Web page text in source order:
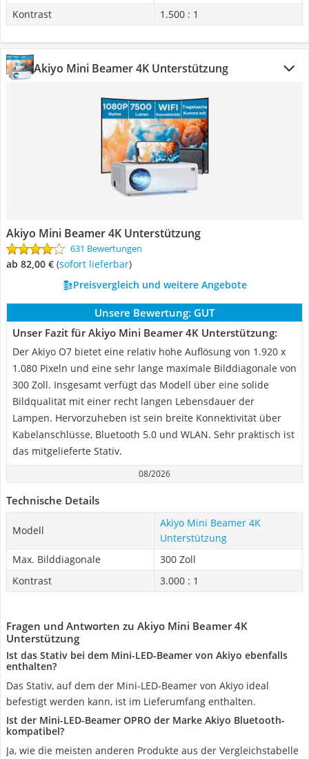
Kontrast
1.500 : 1
Akiyo Mini Beamer 4K Unterstützung
Akiyo Mini Beamer 4K Unterstützung
631 Bewertungen
ab 82,00 € ( Sofort lieferbar)
Preisvergleich und weitere Angebote
Unsere Bewertung: GUT
Unser Fazit für Akiyo Mini Beamer 4K Unterstützung:
Der Akiyo O7 bietet eine relativ hohe Auflösung von 1.920 x
1.080 Pixeln und eine sehr lange maximale Bilddiagonale von
300 Zoll. Insgesamt verfügt das Modell über eine solide
Bildqualität mit einer recht langen Lebensdauer der
Lampen. Hervorzuheben ist sein breite Konnektivität über
Kabelanschlüsse, Bluetooth 5.0 und WLAN. Sehr praktisch ist
das mitgelieferte Stativ.
08/2026
Technische Details
Modell
Akiyo Mini Beamer 4K
Unterstützung
Max. Bilddiagonale
300 Zoll
Kontrast
3.000 : 1
Fragen und Antworten zu Akiyo Mini Beamer 4K
Unterstützung
Ist das Stativ bei dem Mini-LED-Beamer von Akiyo ebenfalls
enthalten?
Das Stativ, auf dem der Mini-LED-Beamer von Akiyo ideal
befestigt werden kann, ist im Lieferumfang enthalten.
Ist der Mini-LED-Beamer OPRO der Marke Akiyo Bluetooth-
kompatibel?
Ja, wie die meisten anderen Produkte aus der Vergleichstabelle